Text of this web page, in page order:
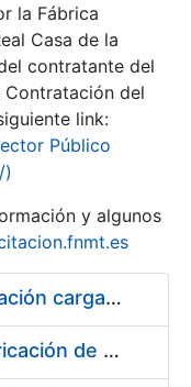
la Fábrica
Casa de la
contratante del
Contratación del
link:
Público
)
y algunos
Pliego condiciones optimización cargas compras firmado
Acuerdo marco para la fabricación de piezas